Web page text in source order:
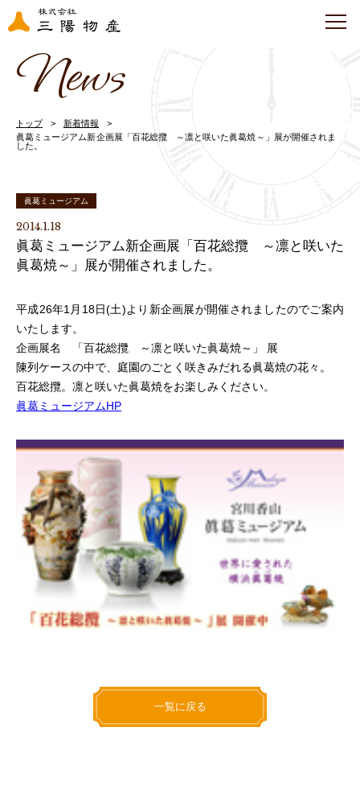
News
トップ
新着情報
眞葛ミュージアム新企画展「百花総攬 ～凛と咲いた眞葛焼～」展が開催されま
した。
眞葛ミュージアム
2014.1.18
眞葛ミュージアム新企画展「百花総攬 ～凛と咲いた
眞葛焼～」展が開催されました。
平成26年1月18日(土)より新企画展が開催されましたのでご案内
いたします。
企画展名 「百花総攬 ～凛と咲いた眞葛焼～」 展
陳列ケースの中で、庭園のごとく咲きみだれる眞葛焼の花々。
百花総攬。凛と咲いた眞葛焼をお楽しみください。
眞葛ミュージアムHP
一覧に戻る